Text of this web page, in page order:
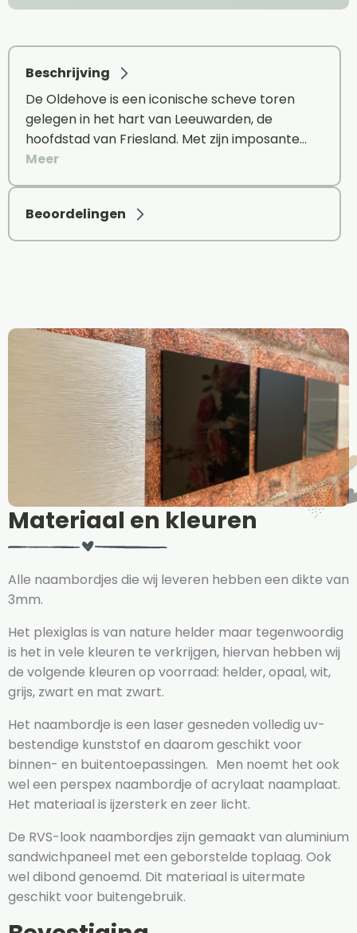
Beschrijving
De Oldehove is een iconische scheve toren
gelegen in het hart van Leeuwarden, de
hoofdstad van Friesland. Met zijn imposante…
Meer
Beoordelingen
Materiaal en kleuren
Alle naambordjes die wij leveren hebben een dikte van
3mm.
Het plexiglas is van nature helder maar tegenwoordig
is het in vele kleuren te verkrijgen, hiervan hebben wij
de volgende kleuren op voorraad: helder, opaal, wit,
grijs, zwart en mat zwart.
Het naambordje is een laser gesneden volledig uv-
bestendige kunststof en daarom geschikt voor
binnen- en buitentoepassingen. Men noemt het ook
wel een perspex naambordje of acrylaat naamplaat.
Het materiaal is ijzersterk en zeer licht.
De RVS-look naambordjes zijn gemaakt van aluminium
sandwichpaneel met een geborstelde toplaag. Ook
wel dibond genoemd. Dit materiaal is uitermate
geschikt voor buitengebruik.